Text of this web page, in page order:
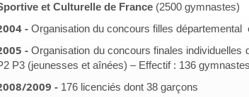
et Culturelle de France (2500 gymnastes)
- Organisation du concours filles
-Organisation du concours finales
P3 (jeunesses et aînées) – Effectif : 136 gymnastes
2009 - 176 licenciés dont 38 garçons